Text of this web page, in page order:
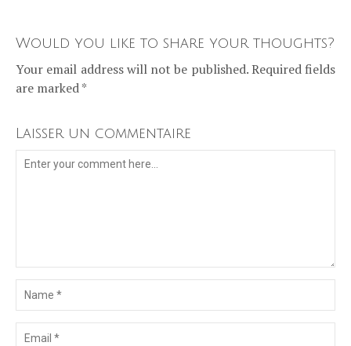
Would you like to share your thoughts?
Your email address will not be published. Required fields
are marked *
Laisser un commentaire